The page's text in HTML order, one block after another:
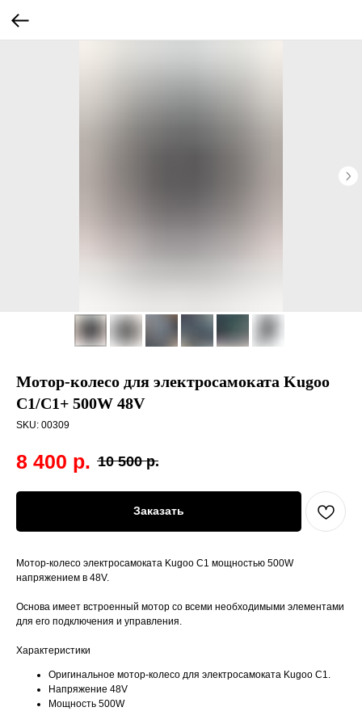
Мотор-колесо для электросамоката Kugoo
C1/C1+ 500W 48V
SKU: 00309
8 400 р. 10 500 р.
Заказать
Мотор-колесо электросамоката Kugoo C1 мощностью 500W
напряжением в 48V.
Основа имеет встроенный мотор со всеми необходимыми элементами
для его подключения и управления.
Характеристики
Оригинальное мотор-колесо для электросамоката Kugoo C1.
Напряжение 48V
Мощность 500W